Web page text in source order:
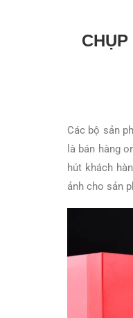
Các bộ sản
là bán hàng
hút khách
ảnh cho sản